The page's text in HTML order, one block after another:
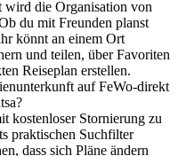
die Organisation von
du mit Freunden planst
könnt an einem Ort
und teilen, über Favoriten
Reiseplan erstellen.
auf FeWo-direkt
kostenloser Stornierung zu
praktischen Suchfilter
dass sich Pläne ändern